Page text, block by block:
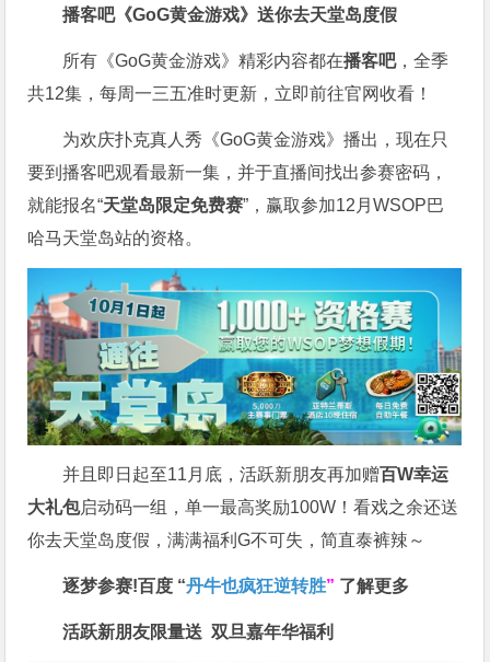
播客吧《GoG黄金游戏》送你去天堂岛度假
所有《GoG黄金游戏》精彩内容都在播客吧，全季
共12集，每周一三五准时更新，立即前往官网收看！
为欢庆扑克真人秀《GoG黄金游戏》播出，现在只
要到播客吧观看最新一集，并于直播间找出参赛密码，
就能报名“天堂岛限定免费赛”，赢取参加12月WSOP巴
哈马天堂岛站的资格。
并且即日起至11月底，活跃新朋友再加赠百W幸运
大礼包启动码一组，单一最高奖励100W！看戏之余还送
你去天堂岛度假，满满福利G不可失，简直泰裤辣～
逐梦参赛!百度 “丹牛也疯狂逆转胜” 了解更多
活跃新朋友限量送双旦嘉年华福利